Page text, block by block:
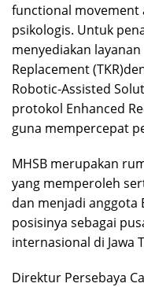
functional movement
psikologis. Untuk
menyediakan
Replacement
Robotic-Assisted
protokol Enhanced
guna mempercepat
MHSB merupakan
yang memperoleh
dan menjadi anggota
posisinya sebagai
internasional di Jawa
Direktur Persebaya